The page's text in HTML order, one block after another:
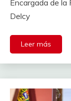
Encargada de la
Delcy
Leer más